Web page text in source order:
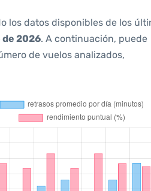
los datos disponibles de los
de 2026. A continuación, puede
de vuelos analizados,